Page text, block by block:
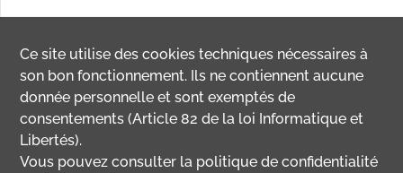
Ce site utilise descookies techniques nécessaires à
son bon fonctionnement. Ils ne contiennent aucune
donnée personnelle et sont exemptés de
consentements (Article 82 de la loi Informatique et
Libertés).
Vous pouvez consulter la politique de confidentialité